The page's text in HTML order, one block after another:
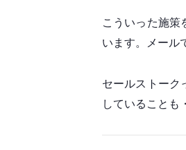
こういった施策
います。メール
セールストーク
していることも